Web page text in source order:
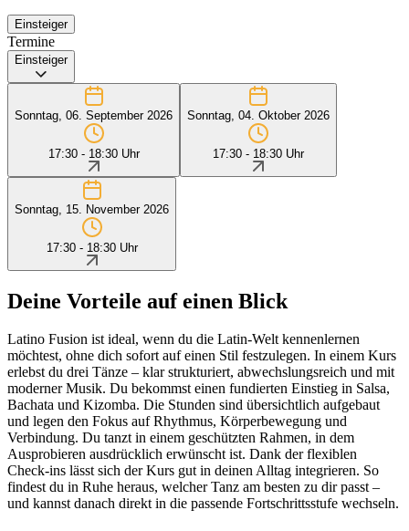
Einsteiger
Termine
Einsteiger
Sonntag, 06. September 2026
17:30 - 18:30 Uhr
Sonntag, 04. Oktober 2026
17:30 - 18:30 Uhr
Sonntag, 15. November 2026
17:30 - 18:30 Uhr
Deine Vorteile auf einen Blick
Latino Fusion ist ideal, wenn du die Latin-Welt kennenlernen
möchtest, ohne dich sofort auf einen Stil festzulegen. In einem Kurs
erlebst du drei Tänze – klar strukturiert, abwechslungsreich und mit
moderner Musik. Du bekommst einen fundierten Einstieg in Salsa,
Bachata und Kizomba. Die Stunden sind übersichtlich aufgebaut
und legen den Fokus auf Rhythmus, Körperbewegung und
Verbindung. Du tanzt in einem geschützten Rahmen, in dem
Ausprobieren ausdrücklich erwünscht ist. Dank der flexiblen
Check-ins lässt sich der Kurs gut in deinen Alltag integrieren. So
findest du in Ruhe heraus, welcher Tanz am besten zu dir passt –
und kannst danach direkt in die passende Fortschrittsstufe wechseln.